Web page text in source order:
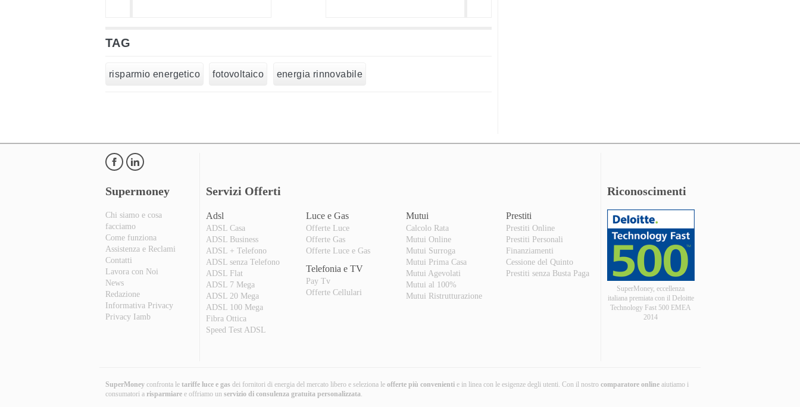
TAG
risparmio energetico fotovoltaico energia rinnovabile
Supermoney
Chi siamo e cosa
facciamo
Come funziona
Assistenza e Reclami
Contatti
Lavora con Noi
News
Redazione
Informativa Privacy
Privacy Iamb
Servizi Offerti
Adsl
ADSL Casa
ADSL Business
ADSL + Telefono
ADSL senza Telefono
ADSL Flat
ADSL 7 Mega
ADSL 20 Mega
ADSL 100 Mega
Fibra Ottica
Speed Test ADSL
Luce e Gas
Offerte Luce
Offerte Gas
Offerte Luce e Gas
Telefonia e TV
Pay Tv
Offerte Cellulari
Mutui
Calcolo Rata
Mutui Online
Mutui Surroga
Mutui Prima Casa
Mutui Agevolati
Mutui al 100%
Mutui Ristrutturazione
Prestiti
Prestiti Online
Prestiti Personali
Finanziamenti
Cessione del Quinto
Prestiti senza Busta Paga
Riconoscimenti
SuperMoney, eccellenza
italiana premiata con il Deloitte
Technology Fast 500 EMEA
2014
SuperMoney confronta le tariffe luce e gas dei fornitori di energia del mercato libero e seleziona le offerte più convenienti e in linea con le esigenze degli utenti. Con il nostro comparatore online aiutiamo i
consumatori a risparmiare e offriamo un servizio di consulenza gratuita personalizzata.